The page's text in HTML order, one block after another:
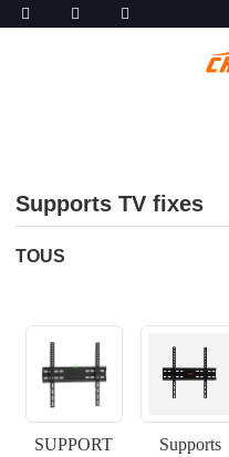
Supports TV fixes
TOUS
SUPPORT
Supports